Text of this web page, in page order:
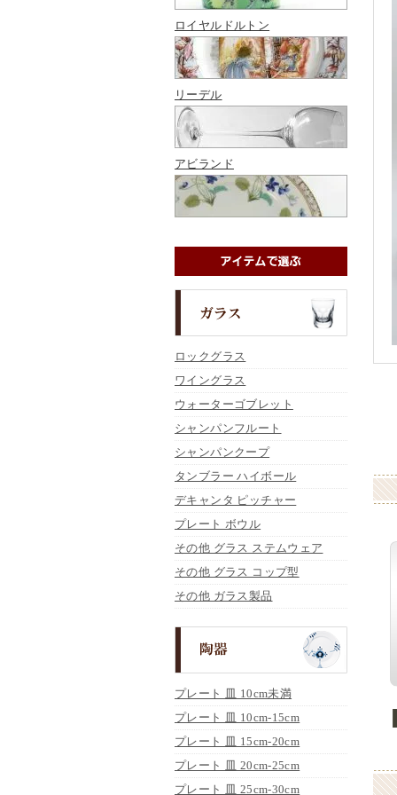
ロイヤルドルトン
リーデル
アビランド
ロックグラス
ワイングラス
ウォーターゴブレット
シャンパンフルート
シャンパンクープ
タンブラー ハイボール
デキャンタ ピッチャー
プレート ボウル
その他 グラス ステムウェア
その他 グラス コップ型
その他 ガラス製品
プレート 皿 10cm未満
プレート 皿 10cm-15cm
プレート 皿 15cm-20cm
プレート 皿 20cm-25cm
プレート 皿 25cm-30cm